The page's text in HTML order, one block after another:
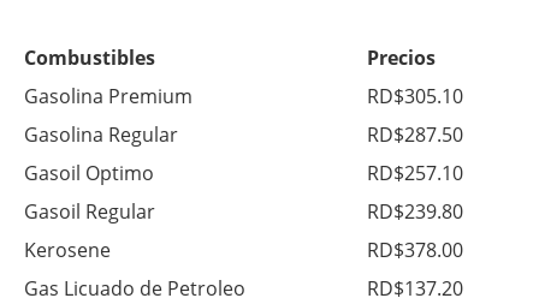
Combustibles
Precios
Gasolina Premium
RD$305.10
Gasolina Regular
RD$287.50
Gasoil Optimo
RD$257.10
Gasoil Regular
RD$239.80
Kerosene
RD$378.00
Gas Licuado de Petroleo
RD$137.20